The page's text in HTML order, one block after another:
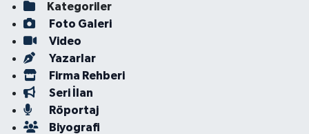
Kategoriler
Foto Galeri
Video
Yazarlar
Firma Rehberi
Seri İlan
Röportaj
Biyografi